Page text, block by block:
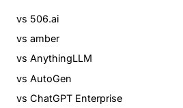
vs 506.ai
vs amber
vs AnythingLLM
vs AutoGen
vs ChatGPT Enterprise